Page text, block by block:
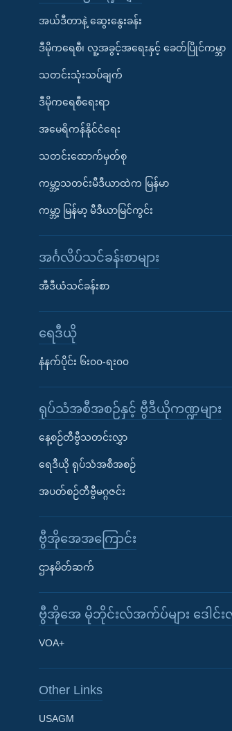
Learning English
အယ်ဒီတာနဲ့ ဆွေးနွေးခန်း
ဒီမိုကရေစီ၊ လူ့အခွင့်အရေးနှင့် ခေတ်ပြိုင်ကမ္ဘာ
သတင်းသုံးသပ်ချက်
ဒီမိုကရေစီရေးရာ
အမေရိကန်နိုင်ငံရေး
သတင်းထောက်မှတ်စု
ကမ္ဘာ့သတင်းမီဒီယာထဲက မြန်မာ
ကမ္ဘာ့ မြန်မာ့ မီဒီယာမြင်ကွင်း
အင်္ဂလိပ်သင်ခန်းစာများ
အီဒီယံသင်ခန်းစာ
ရေဒီယို
နံနက်ပိုင်း ၆း၀၀-ရး၀၀
ရုပ်သံအစီအစဉ်နှင့် ဗွီဒီယိုကဏ္ဍများ
နေ့စဉ်တီဗွီသတင်းလွှာ
ရေဒီယို ရုပ်သံအစီအစဉ်
အပတ်စဉ်တီဗွီမဂ္ဂဇင်း
ဗွီအိုအေအကြောင်း
ဌာနမိတ်ဆက်
ဗွီအိုအေ မိုဘိုင်းလ်အက်ပ်များ ဒေါင်
VOA+
Other Links
USAGM